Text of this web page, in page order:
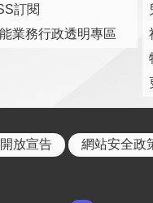
訂閱
業務行政透明專區
放宣告 網站安全政